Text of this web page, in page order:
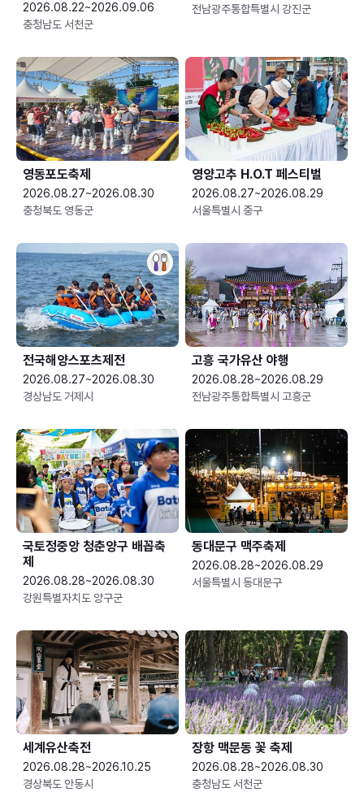
2026.08.22~2026.09.06
충청남도 서천군
전남광주통합특별시 강진군
영동포도축제
2026.08.27~2026.08.30
충청북도 영동군
영양고추 H.O.T 페스티벌
2026.08.27~2026.08.29
서울특별시 중구
전국해양스포츠제전
2026.08.27~2026.08.30
경상남도 거제시
고흥 국가유산 야행
2026.08.28~2026.08.29
전남광주통합특별시 고흥군
국토정중앙 청춘양구 배꼽축
제
2026.08.28~2026.08.30
강원특별자치도 양구군
동대문구 맥주축제
2026.08.28~2026.08.29
서울특별시 동대문구
세계유산축전
2026.08.28~2026.10.25
경상북도 안동시
장항 맥문동 꽃 축제
2026.08.28~2026.08.30
충청남도 서천군